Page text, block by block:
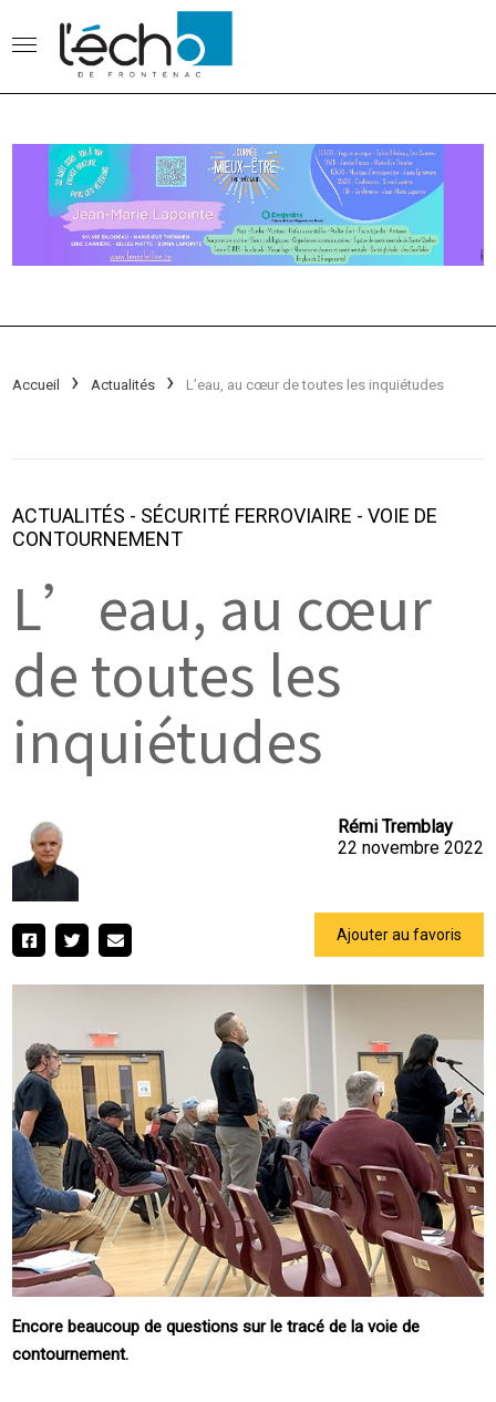
Accueil Actualités L’eau, au cœur de toutes les inquiétudes
ACTUALITÉS - SÉCURITÉ FERROVIAIRE -VOIE DE
CONTOURNEMENT
L’eau, au cœur
de toutes les
inquiétudes
Rémi Tremblay
22 novembre 2022
Ajouter au favoris
Encore beaucoup de questions sur le tracé de la voie de
contournement.